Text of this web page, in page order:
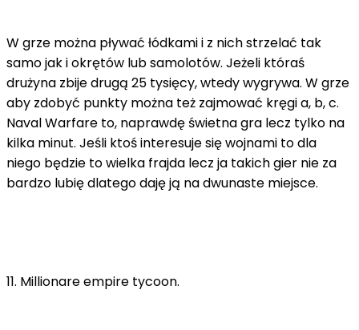
W grze można pływać łódkami i z nich strzelać tak
samo jak i okrętów lub samolotów. Jeżeli któraś
drużyna zbije drugą 25 tysięcy, wtedy wygrywa. W grze
aby zdobyć punkty można też zajmować kręgi a, b, c.
Naval Warfare to, naprawdę świetna gra lecz tylko na
kilka minut. Jeśli ktoś interesuje się wojnami to dla
niego będzie to wielka frajda lecz ja takich gier nie za
bardzo lubię dlatego daję ją na dwunaste miejsce.
11. Millionare empire tycoon.